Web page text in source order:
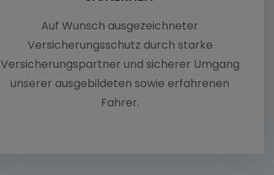
Auf Wunsch ausgezeichneter
Versicherungsschutz durch starke
Versicherungspartner und sicherer Umgang
unserer ausgebildeten sowie erfahrenen
Fahrer.